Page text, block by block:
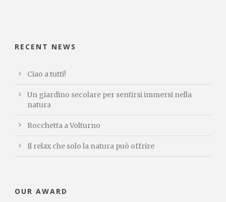
RECENT NEWS
Ciao a tutti!
Un giardino secolare per sentirsi immersi nella
natura
Rocchetta a Volturno
Il relax che solo la natura può offrire
OUR AWARD